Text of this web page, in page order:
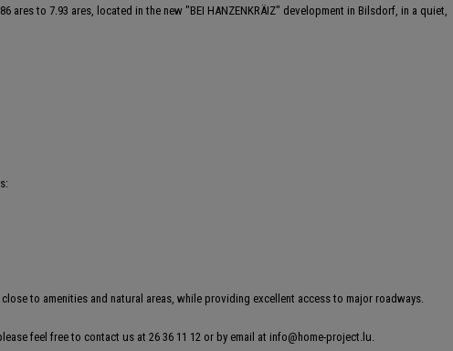
ares to 7.93 ares, located in the new "BEI HANZENKRÄIZ" development in Bilsdorf, in a quiet,
to amenities and natural areas, while providing excellent access to major roadways.
feel free to contact us at 26 36 11 12 or by email at info@home-project.lu.